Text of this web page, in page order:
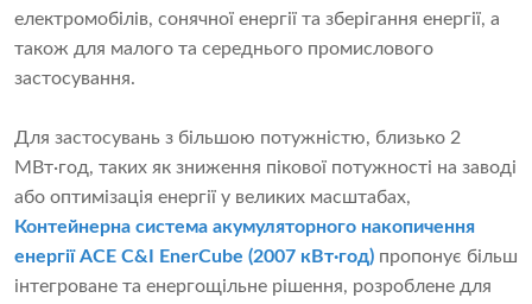
електромобілів, сонячної енергії та зберігання енергії, а
також для малого та середнього промислового
застосування.
Для застосувань з більшою потужністю, близько 2
МВт·год, таких як зниження пікової потужності на заводі
або оптимізація енергії у великих масштабах,
Контейнерна система акумуляторного накопичення
енергії ACE C&I EnerCube (2007 кВт·год) пропонує більш
інтегроване та енергощільне рішення, розроблене для